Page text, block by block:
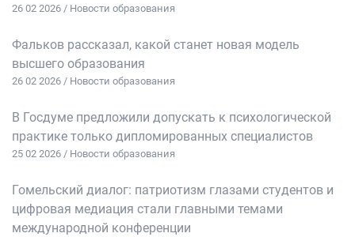
26 02 2026 / Новости образования
Фальков рассказал, какой станет новая модель
высшего образования
26 02 2026 / Новости образования
В Госдуме предложили допускать к психологической
практике только дипломированных специалистов
25 02 2026 / Новости образования
Гомельский диалог: патриотизм глазами студентов и
цифровая медиация стали главными темами
международной конференции